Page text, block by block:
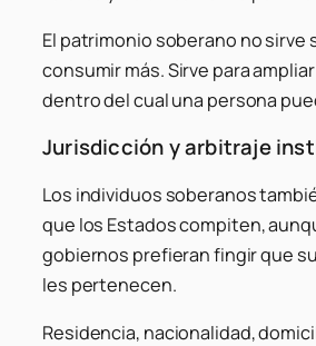
El patrimonio soberano no sirve
consumir más. Sirve para
dentro del cual una persona
Jurisdicción y arbitraje
Los individuos soberanos
que los Estados compiten,
gobiernos prefieran fingir que
les pertenecen.
Residencia, nacionalidad,